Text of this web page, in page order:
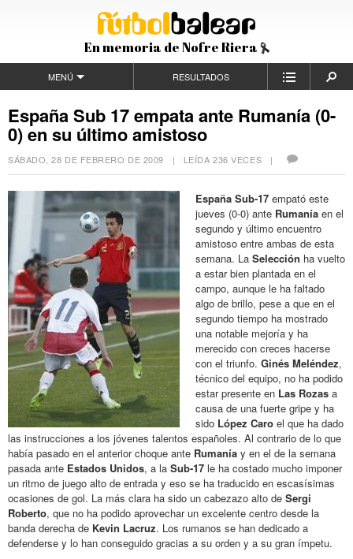
En memoria de Nofre Riera
MENÚ RESULTADOS
España Sub 17 empata ante Rumanía (0-
0) en su último amistoso
SÁBADO, 28 DE FEBRERO DE 2009 | LEÍDA 236 VECES |
España Sub-17 empató este
jueves (0-0) ante Rumanía en el
segundo y último encuentro
amistoso entre ambas de esta
semana. La Selección ha vuelto
a estar bien plantada en el
campo, aunque le ha faltado
algo de brillo, pese a que en el
segundo tiempo ha mostrado
una notable mejoría y ha
merecido con creces hacerse
con el triunfo. Ginés Meléndez,
técnico del equipo, no ha podido
estar presente en Las Rozas a
causa de una fuerte gripe y ha
sido López Caro el que ha dado
las instrucciones a los jóvenes talentos españoles. Al contrario de lo que
había pasado en el anterior choque ante Rumanía y en el de la semana
pasada ante Estados Unidos, a la Sub-17 le ha costado mucho imponer
un ritmo de juego alto de entrada y eso se ha traducido en escasísimas
ocasiones de gol. La más clara ha sido un cabezazo alto de Sergi
Roberto, que no ha podido aprovechar un excelente centro desde la
banda derecha de Kevin Lacruz. Los rumanos se han dedicado a
defenderse y lo han conseguido gracias a su orden y a su gran ímpetu.